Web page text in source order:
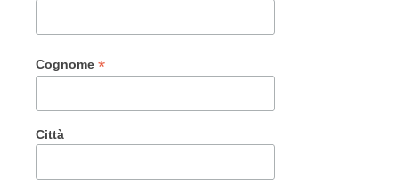
Cognome *
Città